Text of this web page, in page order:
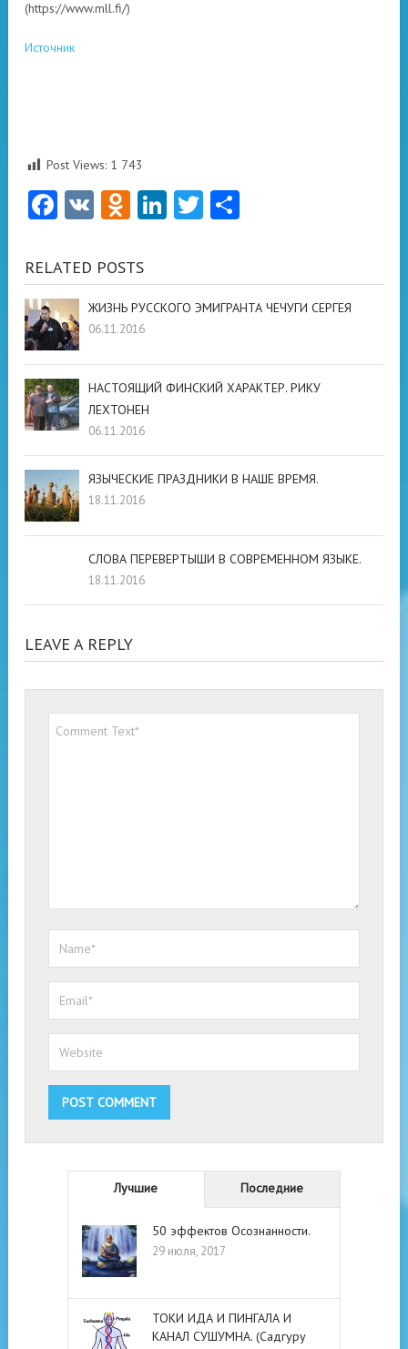
(https://www.mll.fi/)
Источник
Post Views: 1 743
Facebook
VK Odnoklassniki
LinkedIn
Twitter
RELATED POSTS
ЖИЗНЬ РУССКОГО ЭМИГРАНТА ЧЕЧУГИ СЕРГЕЯ
06.11.2016
НАСТОЯЩИЙ ФИНСКИЙ ХАРАКТЕР. РИКУ
ЛЕХТОНЕН
06.11.2016
ЯЗЫЧЕСКИЕ ПРАЗДНИКИ В НАШЕ ВРЕМЯ.
18.11.2016
СЛОВА ПЕРЕВЕРТЫШИ В СОВРЕМЕННОМ ЯЗЫКЕ.
18.11.2016
LEAVE A REPLY
Лучшие Последние
50 эффектов Осознанности.
29 июля, 2017
ТОКИ ИДА И ПИНГАЛА И
КАНАЛ СУШУМНА. (Садгуру